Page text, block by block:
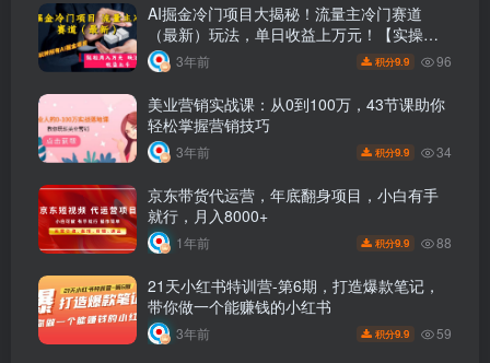
AI掘金冷门项目大揭秘！流量主冷门赛道
（最新）玩法，单日收益上万元！【实操教
程】3年前 积分9.9 96
美业营销实战课：从0到100万，43节课助你
轻松掌握营销技巧
3年前 积分9.9 34
京东带货代运营，年底翻身项目，小白有手
就行，月入8000+
1年前 积分9.9 88
21天小红书特训营-第6期，打造爆款笔记，
带你做一个能赚钱的小红书
3年前 积分9.9 59